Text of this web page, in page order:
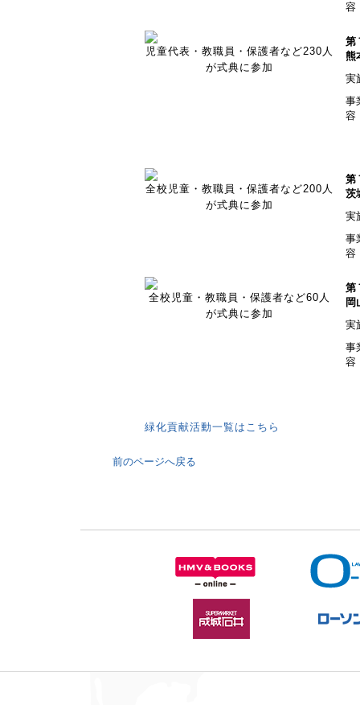
容
児童代表・教職員・保護者など230人
が式典に参加
第
熊
実
事
容
全校児童・教職員・保護者など200人
が式典に参加
第
茨
実
事
容
全校児童・教職員・保護者など60人
が式典に参加
第
岡
実
事
容
緑化貢献活動一覧はこちら
前のページへ戻る